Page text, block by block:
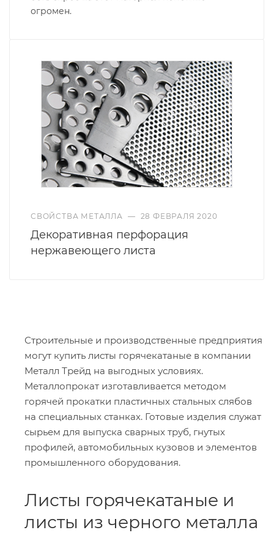
огромен.
СВОЙСТВА МЕТАЛЛА — 28 ФЕВРАЛЯ 2020
Декоративная перфорация
нержавеющего листа
Строительные и производственные предприятия
могут купить листы горячекатаные в компании
Металл Трейд на выгодных условиях.
Металлопрокат изготавливается методом
горячей прокатки пластичных стальных слябов
на специальных станках. Готовые изделия служат
сырьем для выпуска сварных труб, гнутых
профилей, автомобильных кузовов и элементов
промышленного оборудования.
Листы горячекатаные и
листы из черного металла